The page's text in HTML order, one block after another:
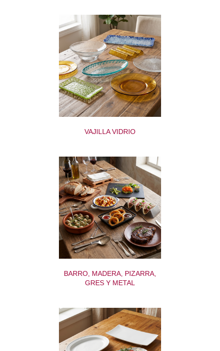
VAJILLA VIDRIO
BARRO, MADERA, PIZARRA,
GRES Y METAL